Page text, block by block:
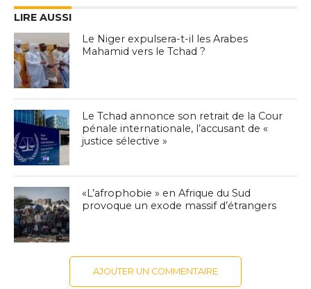
LIRE AUSSI
Le Niger expulsera-t-il les Arabes
Mahamid vers le Tchad ?
Le Tchad annonce son retrait de la Cour
pénale internationale, l’accusant de «
justice sélective »
«L’afrophobie » en Afrique du Sud
provoque un exode massif d’étrangers
AJOUTER UN COMMENTAIRE